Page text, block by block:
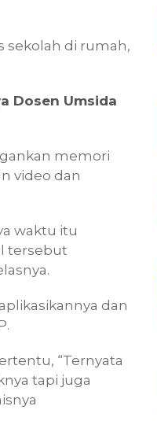
sekolah di rumah,
Dosen Umsida
memori
video dan
waktu itu
tersebut
dan
“Ternyata
tapi juga